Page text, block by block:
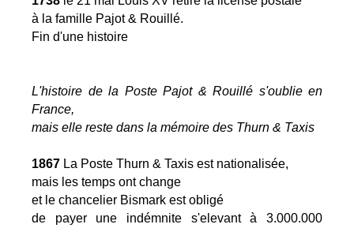
à la famille Pajot & Rouillé.
Fin d'une histoire
L'histoire de la Poste Pajot & Rouillé s'oublie en
France,
mais elle reste dans la mémoire des Thurn & Taxis
1867 La Poste Thurn & Taxis est nationalisée,
mais les temps ont change
et le chancelier Bismark est obligé
de payer une indémnite s'elevant à 3.000.000